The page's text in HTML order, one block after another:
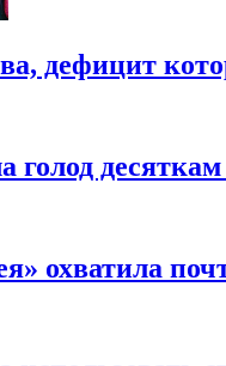
дефицит
голод
охватила